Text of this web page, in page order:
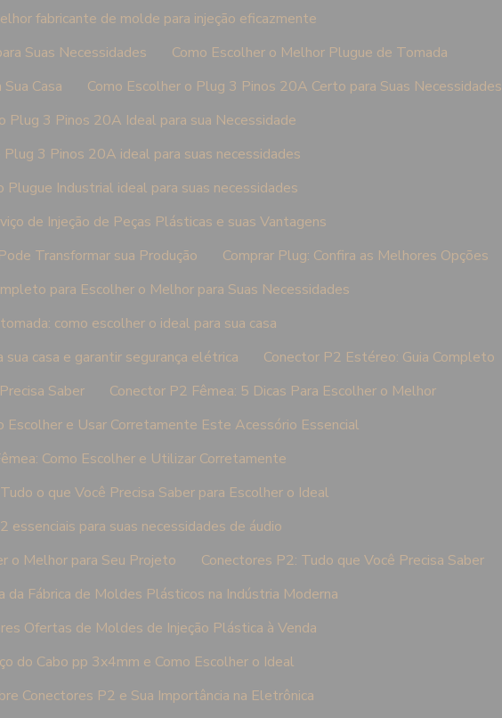
fabricante de molde para injeção eficazmente
Suas Necessidades
Como Escolher o Melhor Plugue de Tomada
Casa
Como Escolher o Plug 3 Pinos 20A Certo para Suas Necessidades
Plug 3 Pinos 20A Ideal para sua Necessidade
Plug 3 Pinos 20A ideal para suas necessidades
Plugue Industrial ideal para suas necessidades
de Injeção de Peças Plásticas e suas Vantagens
Transformar sua Produção
Comprar Plug: Confira as Melhores Opções
para Escolher o Melhor para Suas Necessidades
como escolher o ideal para sua casa
casa e garantir segurança elétrica
Conector P2 Estéreo: Guia Completo
Saber
Conector P2 Fêmea: 5 Dicas Para Escolher o Melhor
Escolher e Usar Corretamente Este Acessório Essencial
Como Escolher e Utilizar Corretamente
o que Você Precisa Saber para Escolher o Ideal
essenciais para suas necessidades de áudio
o Melhor para Seu Projeto
Conectores P2: Tudo que Você Precisa Saber
da Fábrica de Moldes Plásticos na Indústria Moderna
Ofertas de Moldes de Injeção Plástica à Venda
do Cabo pp 3x4mm e Como Escolher o Ideal
Conectores P2 e Sua Importância na Eletrônica